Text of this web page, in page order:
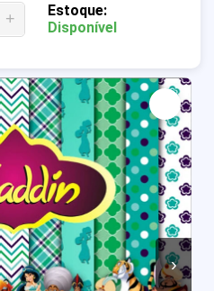
›
+
Estoque:
Disponível